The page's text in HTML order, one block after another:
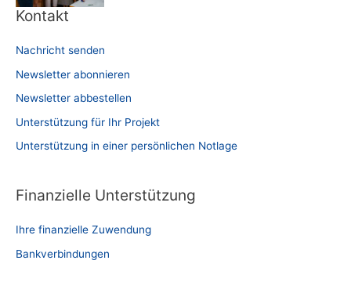
Kontakt
Nachricht senden
Newsletter abonnieren
Newsletter abbestellen
Unterstützung für Ihr Projekt
Unterstützung in einer persönlichen Notlage
Finanzielle Unterstützung
Ihre finanzielle Zuwendung
Bankverbindungen